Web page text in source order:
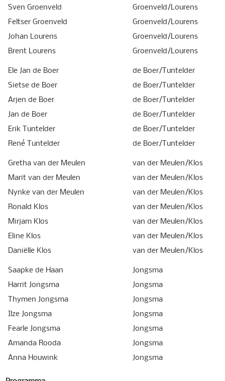
Sven Groenveld
Groenveld/Lourens
Feltser Groenveld
Groenveld/Lourens
Johan Lourens
Groenveld/Lourens
Brent Lourens
Groenveld/Lourens
Ele Jan de Boer
de Boer/Tuntelder
Sietse de Boer
de Boer/Tuntelder
Arjen de Boer
de Boer/Tuntelder
Jan de Boer
de Boer/Tuntelder
Erik Tuntelder
de Boer/Tuntelder
René Tuntelder
de Boer/Tuntelder
Gretha van der Meulen
van der Meulen/Klos
Marit van der Meulen
van der Meulen/Klos
Nynke van der Meulen
van der Meulen/Klos
Ronald Klos
van der Meulen/Klos
Mirjam Klos
van der Meulen/Klos
Eline Klos
van der Meulen/Klos
Daniëlle Klos
van der Meulen/Klos
Saapke de Haan
Jongsma
Harrit Jongsma
Jongsma
Thymen Jongsma
Jongsma
Ilze Jongsma
Jongsma
Fearle Jongsma
Jongsma
Amanda Rooda
Jongsma
Anna Houwink
Jongsma